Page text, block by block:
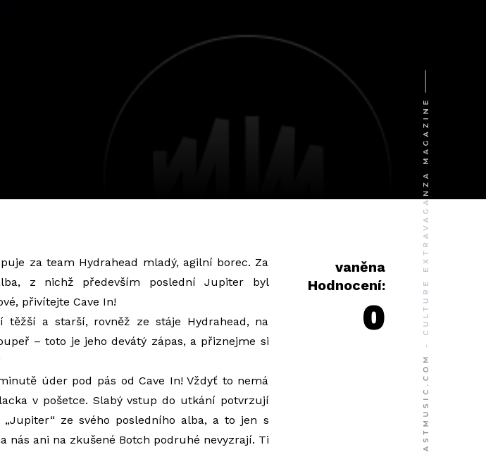
vaněna
Hodnocení:
0
za team Hydrahead mladý, agilní borec. Za
z nichž především poslední Jupiter byl
přivítejte Cave In!
a starší, rovněž ze stáje Hydrahead, na
– toto je jeho devátý zápas, a přiznejme si
úder pod pás od Cave In! Vždyť to nemá
v pošetce. Slabý vstup do utkání potvrzují
ze svého posledního alba, a to jen s
ani na zkušené Botch podruhé nevyzrají. Ti